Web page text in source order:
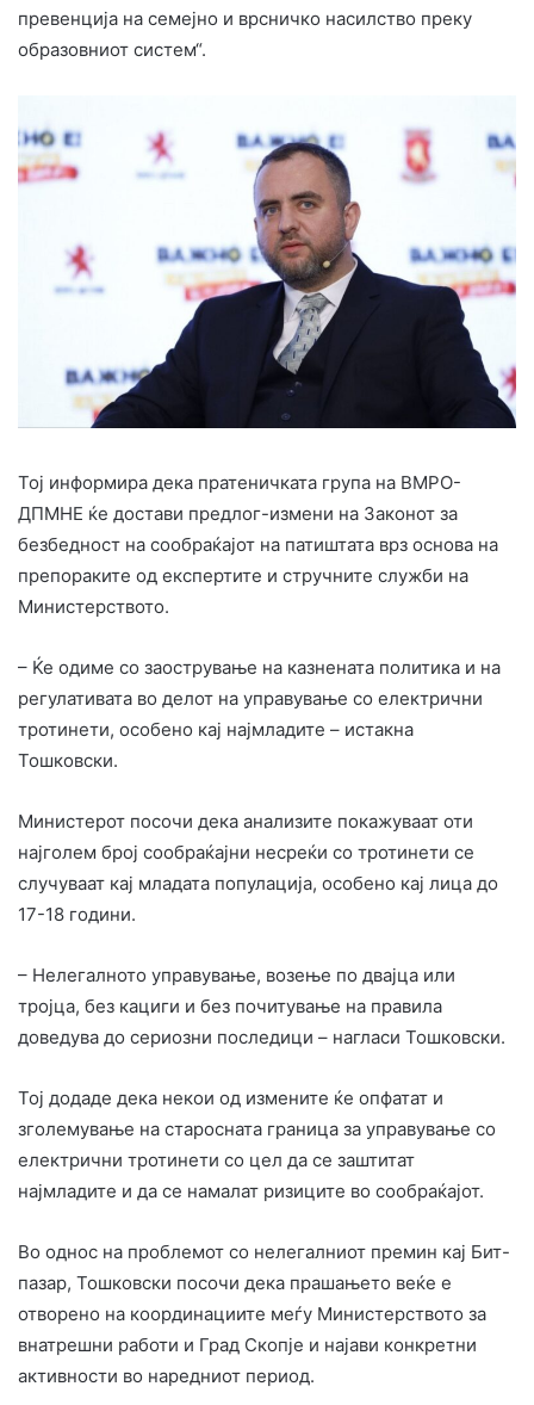
превенција на семејно и врсничко насилство преку
образовниот систем“.
Тој информира дека пратеничката група на ВМРО-
ДПМНЕ ќе достави предлог-измени на Законот за
безбедност на сообраќајот на патиштата врз основа на
препораките од експертите и стручните служби на
Министерството.
– Ќе одиме со заострување на казнената политика и на
регулативата во делот на управување со електрични
тротинети, особено кај најмладите – истакна
Тошковски.
Министерот посочи дека анализите покажуваат оти
најголем број сообраќајни несреќи со тротинети се
случуваат кај младата популација, особено кај лица до
17-18 години.
– Нелегалното управување, возење по двајца или
тројца, без кациги и без почитување на правила
доведува до сериозни последици – нагласи Тошковски.
Тој додаде дека некои од измените ќе опфатат и
зголемување на старосната граница за управување со
електрични тротинети со цел да се заштитат
најмладите и да се намалат ризиците во сообраќајот.
Во однос на проблемот со нелегалниот премин кај Бит-
пазар, Тошковски посочи дека прашањето веќе е
отворено на координациите меѓу Министерството за
внатрешни работи и Град Скопје и најави конкретни
активности во наредниот период.